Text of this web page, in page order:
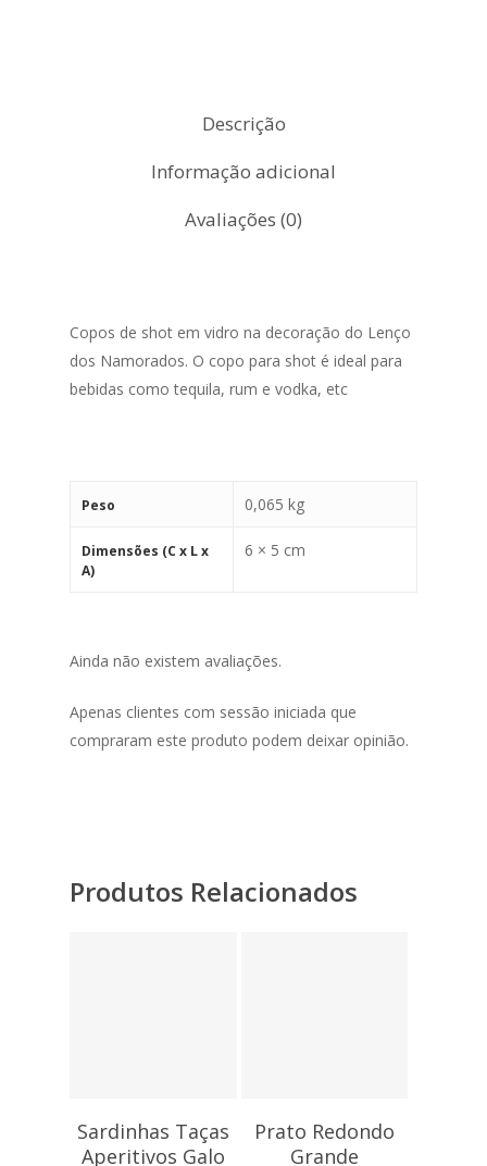
Descrição
Informação adicional
Avaliações (0)
Copos de shot em vidro na decoração do Lenço
dos Namorados. O copo para shot é ideal para
bebidas como tequila, rum e vodka, etc
Peso 0,065 kg
Dimensões (C x L x
A)
6 × 5 cm
Ainda não existem avaliações.
Apenas clientes com sessão iniciada que
compraram este produto podem deixar opinião.
Produtos Relacionados
Sardinhas Taças
Aperitivos Galo
Prato Redondo
Grande